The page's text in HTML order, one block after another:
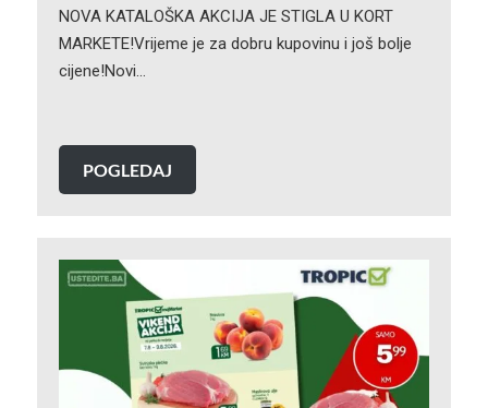
NOVA KATALOŠKA AKCIJA JE STIGLA U KORT
MARKETE!Vrijeme je za dobru kupovinu i još bolje
cijene!Novi…
POGLEDAJ